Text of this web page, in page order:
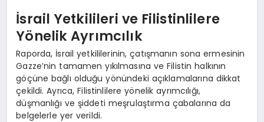
İsrail Yetkilileri ve Filistinlilere
Yönelik Ayrımcılık
Raporda, İsrail yetkililerinin, çatışmanın sona ermesinin
Gazze’nin tamamen yıkılmasına ve Filistin halkının
göçüne bağlı olduğu yönündeki açıklamalarına dikkat
çekildi. Ayrıca, Filistinlilere yönelik ayrımcılığı,
düşmanlığı ve şiddeti meşrulaştırma çabalarına da
belgelerle yer verildi.